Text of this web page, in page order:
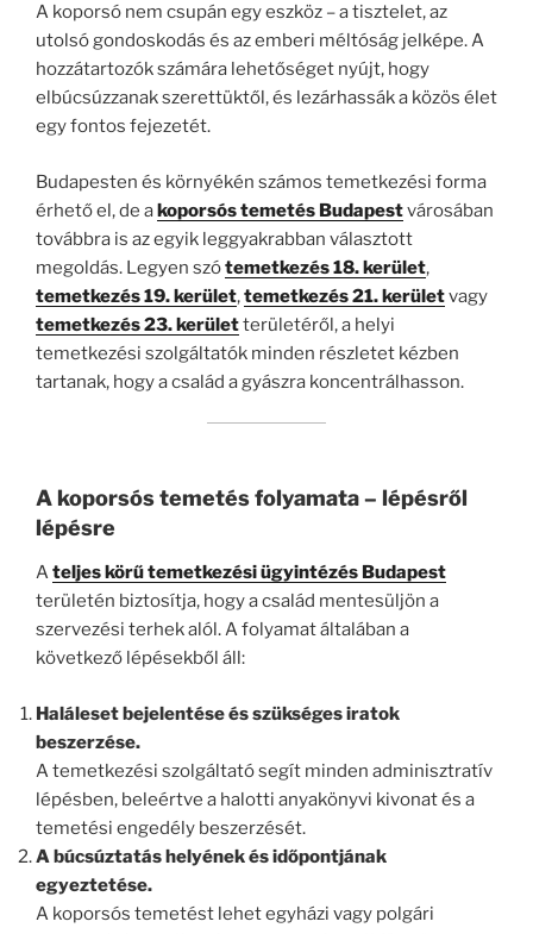
A koporsó nem csupán egy eszköz – a tisztelet, az
utolsó gondoskodás és az emberi méltóság jelképe. A
hozzátartozók számára lehetőséget nyújt, hogy
elbúcsúzzanak szerettüktől, és lezárhassák a közös élet
egy fontos fejezetét.
Budapesten és környékén számos temetkezési forma
érhető el, de akoporsós temetés Budapestvárosában
továbbra is az egyik leggyakrabban választott
megoldás. Legyen szótemetkezés 18. kerület,
temetkezés 19. kerület,temetkezés 21. kerületvagy
temetkezés 23. kerületterületéről, a helyi
temetkezési szolgáltatók minden részletet kézben
tartanak, hogy a család a gyászra koncentrálhasson.
A koporsós temetés folyamata – lépésről
lépésre
Ateljes körű temetkezési ügyintézés Budapest
területén biztosítja, hogy a család mentesüljön a
szervezési terhek alól. A folyamat általában a
következő lépésekből áll:
Haláleset bejelentése és szükséges iratok
beszerzése.
A temetkezési szolgáltató segít minden adminisztratív
lépésben, beleértve a halotti anyakönyvi kivonat és a
temetési engedély beszerzését.
A búcsúztatás helyének és időpontjának
egyeztetése.
A koporsós temetést lehet egyházi vagy polgári